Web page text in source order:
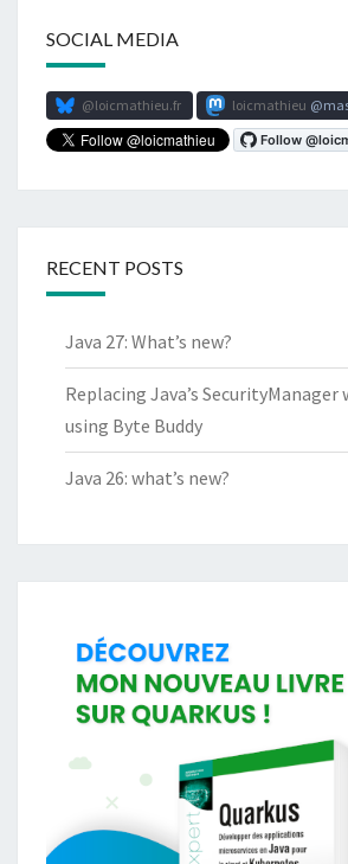
SOCIAL MEDIA
@loicmathieu.fr loicmathieu
RECENT POSTS
Java 27: What’s new?
Replacing Java’s
using Byte Buddy
Java 26: what’s new?